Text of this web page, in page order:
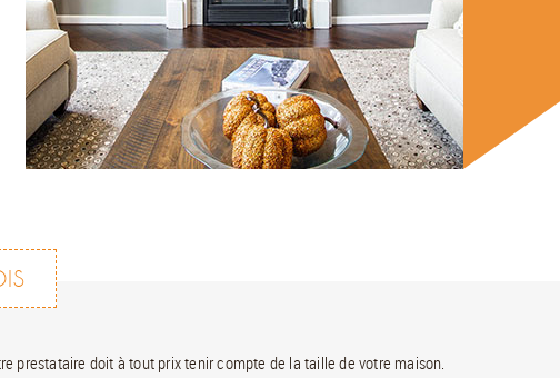
prestataire doit à tout prix tenir compte de la taille de votre maison.